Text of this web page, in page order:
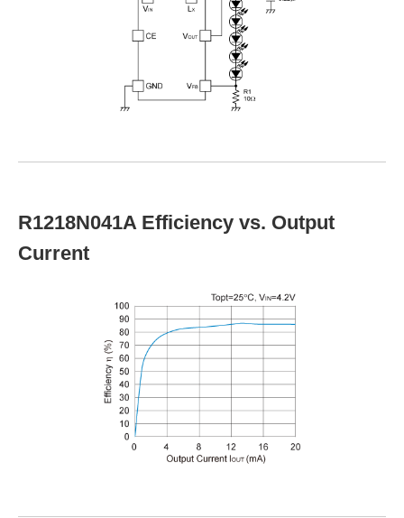
R1218N041A Efficiency vs. Output
Current